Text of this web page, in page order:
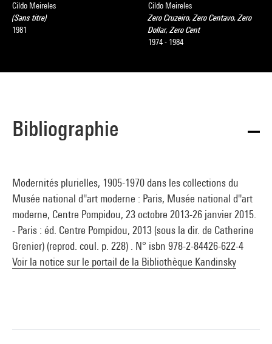
Cildo Meireles
(Sans titre)
1981
Cildo Meireles
Zero Cruzeiro, Zero Centavo, Zero
Dollar, Zero Cent
1974 - 1984
Bibliographie
Modernités plurielles, 1905-1970 dans les collections du
Musée national d''art moderne : Paris, Musée national d''art
moderne, Centre Pompidou, 23 octobre 2013-26 janvier 2015.
- Paris : éd. Centre Pompidou, 2013 (sous la dir. de Catherine
Grenier) (reprod. coul. p. 228) . N° isbn 978-2-84426-622-4
Voir la notice sur le portail de la Bibliothèque Kandinsky